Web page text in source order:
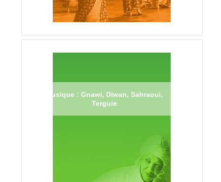
Musique : Gnawi, Diwan, Sahraoui,
Terguie